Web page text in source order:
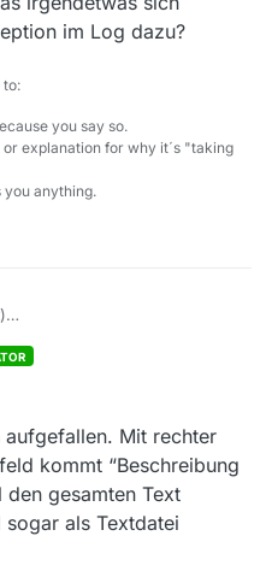
allerdings MV bei mir gleich
dann kopieren. Ist natürlich
13.0.6…im Log dazu?
to:
you say so.
explanation for why it´s "taking
you anything.
schnelleren Eindruck,
ja extrem
alten geworden waren.
Änderung in der 13.3
Eintrag klickt, gibt es unten
die kann man nicht
nichts herauskopieren. Das
scheint disabled zu sein (was
zur alten Version
aufgefallen. Mit rechter
kommt “Beschreibung
den gesamten Text
als Textdatei